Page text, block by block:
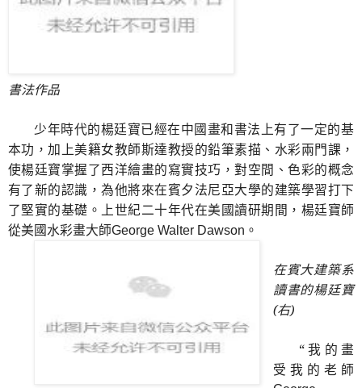
書法作品
少年時代的楊廷寶已經在中國畫和書法上有了一定的基
本功，加上美籍女教師斯達教授的鉛筆素描、水彩兩門課，
使楊廷寶掌握了西洋繪畫的寫實技巧，對空間、色彩的概念
有了新的認識，為他將來在賓夕法尼亞大學的建築學習打下
了堅實的基礎。上世紀二十年代在美國讀研期間，楊廷寶師
從美國水彩畫大師George Walter Dawson 。
在賓大建築系
讀書的楊廷寶
(右)
“我的畫
受我的老師